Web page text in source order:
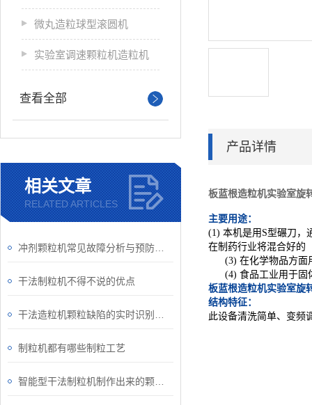
微丸造粒球型滚圆机
实验室调速颗粒机造粒机
查看全部
相关文章
RELATED ARTICLES
干法制粒机不得不说的优点
制粒机都有哪些制粒工艺
产品详情
板蓝根造粒机实验室旋
主要用途：
(1) 本机是用S型碾刀，
在制药行业将混合好的
(3) 在化学物品方面
(4) 食品工业用于固
板蓝根造粒机实验室旋
结构特征：
此设备清洗简单、变频